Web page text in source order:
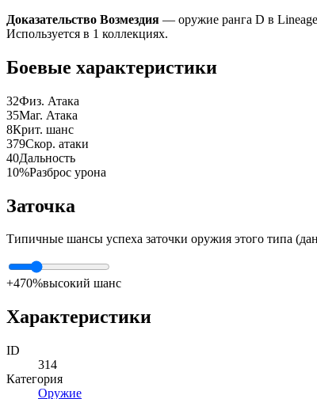
Доказательство Возмездия — оружие ранга D в Lineage
Используется в 1 коллекциях.
Боевые характеристики
32Физ. Атака
35Маг. Атака
8Крит. шанс
379Скор. атаки
40Дальность
10%Разброс урона
Заточка
Типичные шансы успеха заточки оружия этого типа
+470%высокий шанс
Характеристики
ID
314
Категория
Оружие